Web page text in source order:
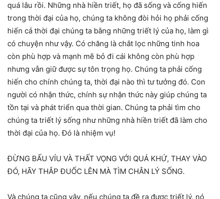
quá lâu rồi. Những nhà hiền triết, họ đã sống và cống hiến
trong thời đại của họ, chúng ta không đòi hỏi họ phải cống
hiến cả thời đại chúng ta bằng những triết lý của họ, làm gì
có chuyện như vậy. Có chăng là chắt lọc những tinh hoa
còn phù hợp và mạnh mẽ bỏ đi cái không còn phù hợp
nhưng vẫn giữ được sự tôn trọng họ. Chúng ta phải cống
hiến cho chính chúng ta, thời đại nào thì tư tưởng đó. Con
người có nhận thức, chính sự nhận thức này giúp chúng ta
tồn tại và phát triển qua thời gian. Chúng ta phải tìm cho
chúng ta triết lý sống như những nhà hiền triết đã làm cho
thời đại của họ. Đó là nhiệm vụ!
ĐỪNG BẤU VÍU VÀ THẤT VỌNG VỚI QUÁ KHỨ, THAY VÀO
ĐÓ, HÃY THẮP ĐUỐC LÊN MÀ TÌM CHÂN LÝ SỐNG.
Và chúng ta cũng vậy, nếu chúng ta đề ra được triết lý, nó